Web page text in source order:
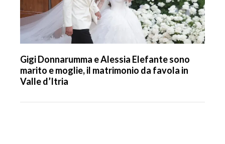
Gigi Donnarumma e Alessia Elefante sono
marito e moglie, il matrimonio da favola in
Valle d’Itria